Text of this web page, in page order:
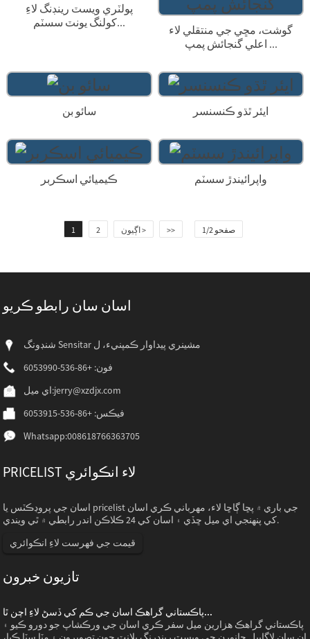
پولٽري ويسٽ رينڊنگ لاءِ
کولنگ يونٽ سسٽم...
گوشت، مڇي جي منتقلي لاء
اعلي گنجائش پمپ ...
سائو بن ايئر ٿڌو ڪنسنسر
ڪيميائي اسڪربر واپرائيندڙ سسٽم
1 2 اڳيون > >> صفحو 1/2
اسان سان رابطو ڪريو
شنڊونگ Sensitar مشينري پيداوار ڪمپنيء، ل
فون: +86-536-6053990
اي ميل:jerry@xzdjx.com
فيڪس: +86-536-6053915
Whatsapp:008618766363705
PRICELIST لاء انڪوائري
اسان جي پروڊڪٽس يا pricelist جي باري ۾ پڇا ڳاڇا لاء، مهرباني ڪري اسان
کي پنهنجي اي ميل ڇڏي ۽ اسان کي 24 ڪلاڪن اندر رابطي ۾ ٿي ويندي.
قيمت جي فهرست لاءِ انڪوائري
تازيون خبرون
پاڪستاني گراهڪ اسان جي ڪم کي ڏسڻ لاءِ اچن ٿا...
پاڪستاني گراهڪ هزارين ميل سفر ڪري اسان جي ورڪشاپ جو دورو ڪيو ۽